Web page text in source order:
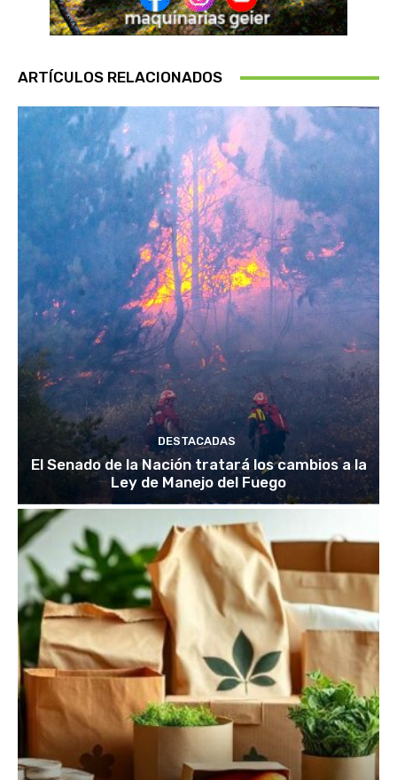
ARTÍCULOS RELACIONADOS
DESTACADAS
El Senado de la Nación tratará los cambios a la
Ley de Manejo del Fuego